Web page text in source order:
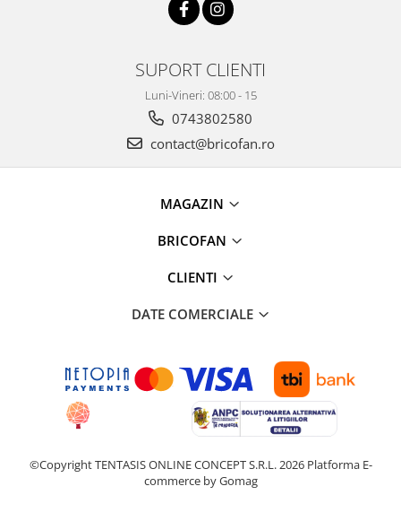
Lumina de crestere pentru plante
Proiectoare & lampi de lucru
Aparate de spalat cu presiune si
Articole si accesorii pentru baie
Baterii baie
Baterii bucatarie
Baterii cada
SUPORT CLIENTI
Luni-Vineri: 08:00 - 15
0743802580
contact@bricofan.ro
MAGAZIN
BRICOFAN
CLIENTI
DATE COMERCIALE
©Copyright TENTASIS ONLINE CONCEPT S.R.L. 2026 Platforma E-
commerce by Gomag